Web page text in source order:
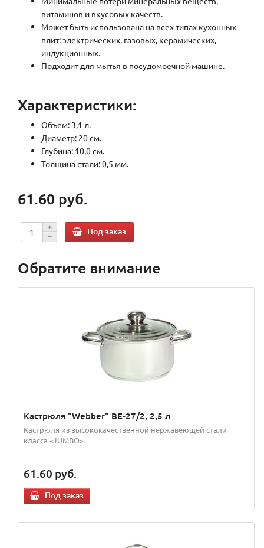
витаминов и вкусовых качеств.
Может быть использована на всех типах кухонных
плит: электрических, газовых, керамических,
индукционных.
Подходит для мытья в посудомоечной машине.
Характеристики:
Объем: 3,1 л.
Диаметр: 20 см.
Глубина: 10,0 см.
Толщина стали: 0,5 мм.
61.60 руб.
Под заказ
Обратите внимание
Кастрюля "Webber" BE-27/2, 2,5 л
Кастрюля из высококачественной нержавеющей стали
класса «JUMBO».
61.60 руб.
Под заказ